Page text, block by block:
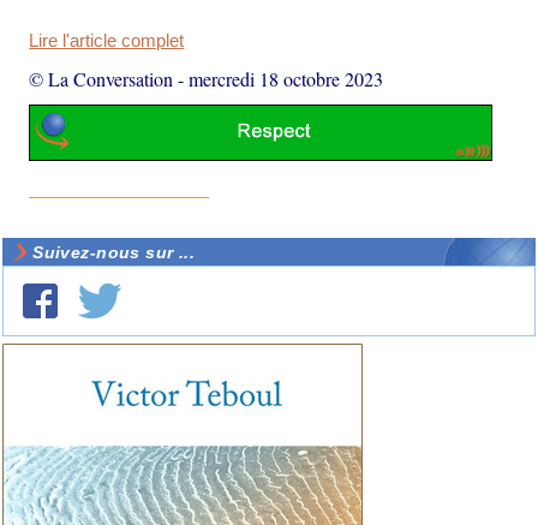
Lire l'article complet
© La Conversation -mercredi 18 octobre 2023
Suivez-nous sur ...